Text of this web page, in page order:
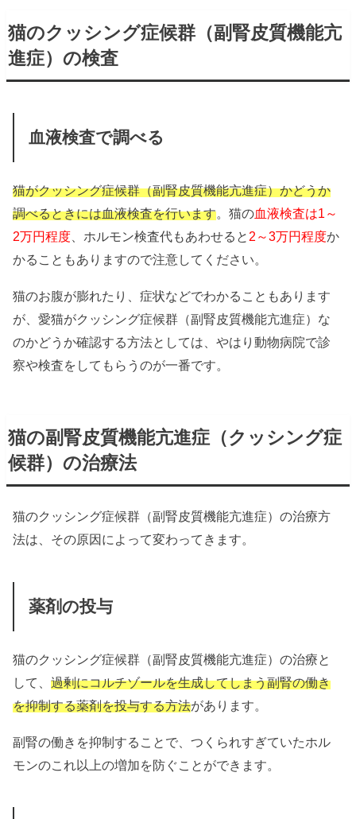
猫のクッシング症候群（副腎皮質機能亢
進症）の検査
血液検査で調べる
猫がクッシング症候群（副腎皮質機能亢進症）かどうか
調べるときには血液検査を行います。猫の血液検査は1～
2万円程度 、ホルモン検査代もあわせると 2～3万円程度か
かることもありますので注意してください。
猫のお腹が膨れたり、症状などでわかることもあります
が、愛猫がクッシング症候群（副腎皮質機能亢進症）な
のかどうか確認する方法としては、やはり動物病院で診
察や検査をしてもらうのが一番です。
猫の副腎皮質機能亢進症（クッシング症
候群）の治療法
猫のクッシング症候群（副腎皮質機能亢進症）の治療方
法は、その原因によって変わってきます。
薬剤の投与
猫のクッシング症候群（副腎皮質機能亢進症）の治療と
して、過剰にコルチゾールを生成してしまう副腎の働き
を抑制する薬剤を投与する方法があります。
副腎の働きを抑制することで、つくられすぎていたホル
モンのこれ以上の増加を防ぐことができます。